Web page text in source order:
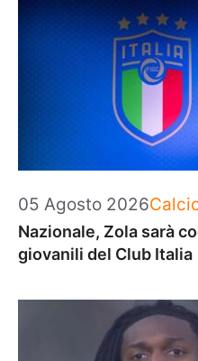
05 Agosto 2026
Nazionale, Zola sarà
giovanili del Club Italia